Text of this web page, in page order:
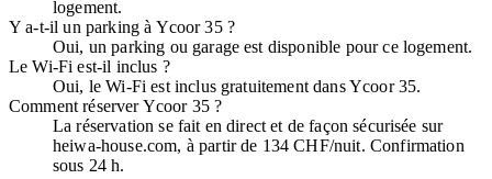
logement.
Y a-t-il un parking à Ycoor 35 ?
Oui, un parking ou garage est disponible pour ce logement.
Le Wi-Fi est-il inclus ?
Oui, le Wi-Fi est inclus gratuitement dans Ycoor 35.
Comment réserver Ycoor 35 ?
La réservation se fait en direct et de façon sécurisée sur
heiwa-house.com, à partir de 134 CHF/nuit. Confirmation
sous 24 h.